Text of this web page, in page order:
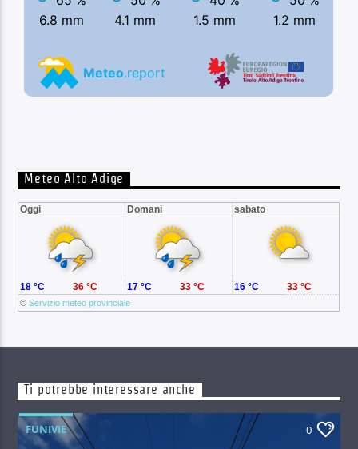
Meteo Alto Adige
Oggi Domani sabato
©Servizio meteo provinciale
18 °C 36 °C 17 °C 33 °C 16 °C 33 °C
Ti potrebbe interessare anche
FUNIVIE 0